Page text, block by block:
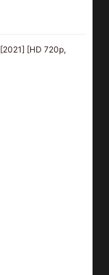
[HD 720p,